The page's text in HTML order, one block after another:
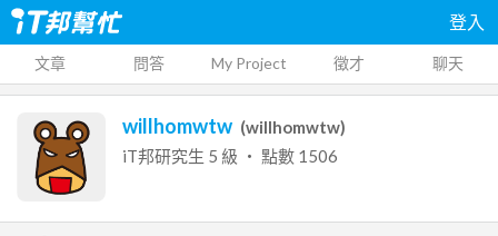
登入
文章 問答 My Project 徵才 聊天
willhomwtw (willhomwtw)
iT邦研究生 5 級 ‧ 點數 1506